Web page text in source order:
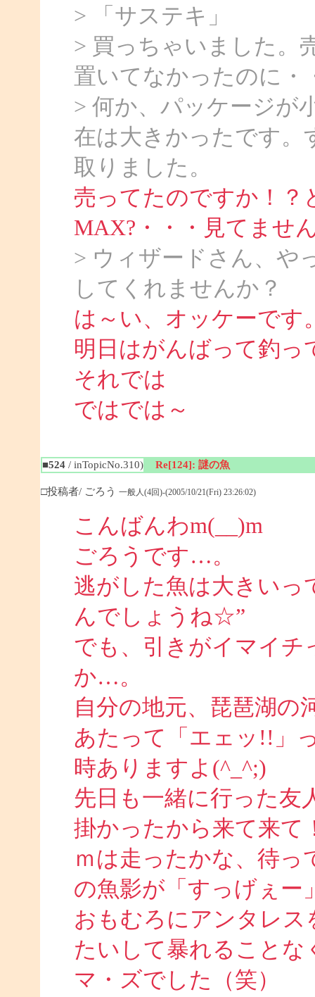
> 「サステキ」
> 買っちゃいました。
置いてなかったのに・
> 何か、パッケージが
在は大きかったです。
取りました。
売ってたのですか！？
MAX?・・・見てませ
> ウィザードさん、や
してくれませんか？
は～い、オッケーです
明日はがんばって釣っ
それでは
ではでは～
■524/ inTopicNo.310) Re[124]: 謎の魚
□投稿者/ ごろう 一般人(4回)-(2005/10/21(Fri) 23:26:02)
こんばんわm(__)m
ごろうです…。
逃がした魚は大きいっ
んでしょうね☆”
でも、引きがイマイ
か…。
自分の地元、琵琶湖の
あたって「エェッ!!」
時ありますよ(^_^;)
先日も一緒に行った友
掛かったから来て来
ｍは走ったかな、待っ
の魚影が「すっげぇー
おもむろにアンタレス
たいして暴れることな
マ・ズでした（笑）